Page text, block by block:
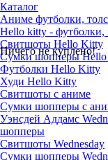
Ничего не куплено!
Каталог
Аниме футболки,
Hello kitty -
Свитшоты Hello Kitty
Сумки шопперы
Футболки Hello Kitty
Худи Hello Kitty
Свитшоты с аниме
Сумки шопперы с
Уэнсдей Аддамс
шопперы
Свитшоты Wednesday
Сумки шопперы